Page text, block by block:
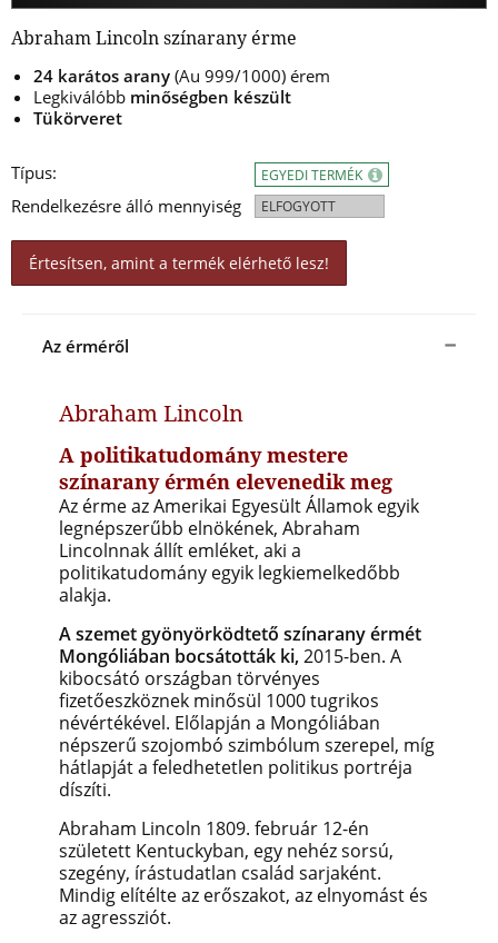
Abraham Lincoln színarany érme
24 karátos arany (Au 999/1000) érem
Legkiválóbb minőségben készült
Tükörveret
Típus:
Rendelkezésre álló mennyiség
EGYEDI TERMÉK
ELFOGYOTT
Értesítsen, amint a termék elérhető lesz!
Az érméről
Abraham Lincoln
A politikatudomány mestere
színarany érmén elevenedik meg
Az érme az Amerikai Egyesült Államok egyik
legnépszerűbb elnökének, Abraham
Lincolnnak állít emléket, aki a
politikatudomány egyik legkiemelkedőbb
alakja.
A szemet gyönyörködtető színarany érmét
Mongóliában bocsátották ki,2015-ben. A
kibocsátó országban törvényes
fizetőeszköznek minősül 1000 tugrikos
névértékével. Előlapján a Mongóliában
népszerű szojombó szimbólum szerepel, míg
hátlapját a feledhetetlen politikus portréja
díszíti.
Abraham Lincoln 1809. február 12-én
született Kentuckyban, egy nehéz sorsú,
szegény, írástudatlan család sarjaként.
Mindig elítélte az erőszakot, az elnyomást és
az agressziót.